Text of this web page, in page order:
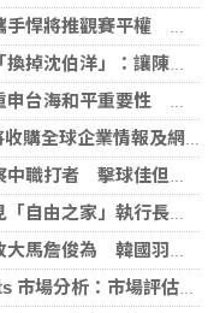
推觀賽平權 邀身障、親子看球
沈伯洋」：讓陳時中再輸一次
和平重要性 林佳龍表達肯定
企業情報及網絡安全顧問公司 S-RM
者 擊球佳但長打少「閃掉就好」
家」執行長 盼台成印太INGO樞紐
俊為 韓國羽球大師賽止步8強
市場評估下一步走勢，日圓再臨十字路口